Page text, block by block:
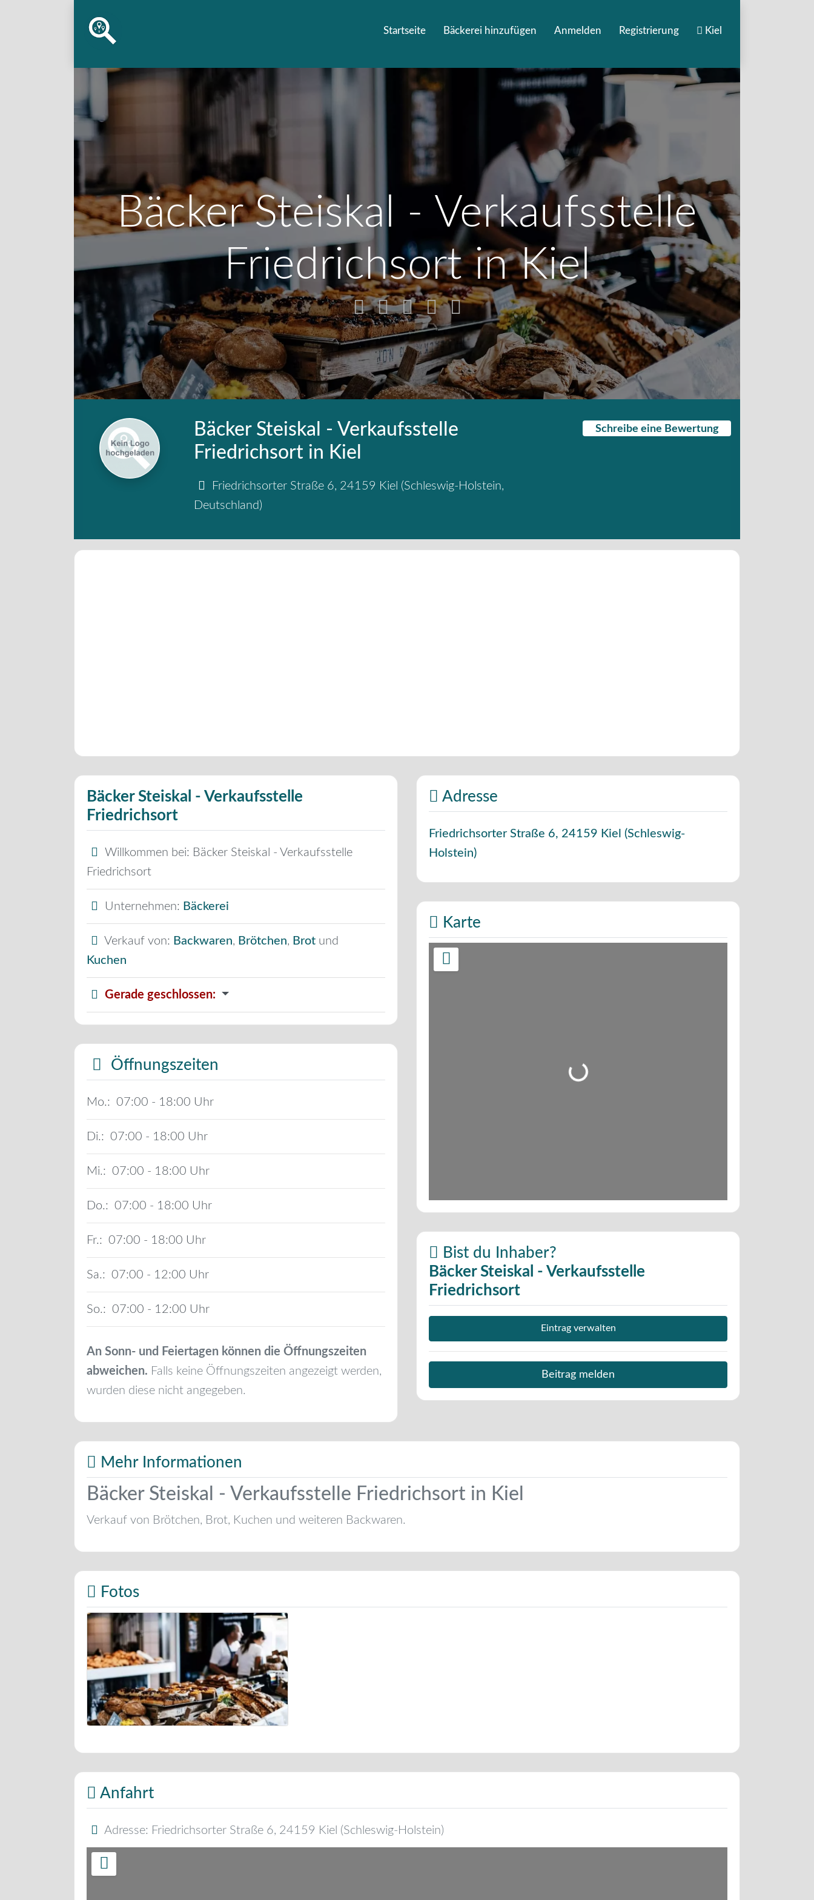
Startseite Bäckerei hinzufügen Anmelden Registrierung Kiel
Bäcker Steiskal - Verkaufsstelle
Friedrichsort in Kiel
Bäcker Steiskal - Verkaufsstelle
Friedrichsort in Kiel
Friedrichsorter Straße 6, 24159 Kiel (Schleswig-Holstein,
Deutschland)
Schreibe eine Bewertung
Bäcker Steiskal - Verkaufsstelle
Friedrichsort
Willkommen bei: Bäcker Steiskal - Verkaufsstelle
Friedrichsort
Unternehmen: Bäckerei
Verkauf von: Backwaren, Brötchen, Brot und
Kuchen
Gerade geschlossen:
Öffnungszeiten
Mo.: 07:00 - 18:00
Di.: 07:00 - 18:00
Mi.: 07:00 - 18:00
Do.: 07:00 - 18:00
Fr.: 07:00 - 18:00
Sa.: 07:00 - 12:00
So.: 07:00 - 12:00
An Sonn- und Feiertagen können die Öffnungszeiten
abweichen. Falls keine Öffnungszeiten angezeigt werden,
wurden diese nicht angegeben.
Adresse
Friedrichsorter Straße 6, 24159 Kiel (Schleswig-
Holstein)
Karte
Wird geladen …
Bist du Inhaber?
Bäcker Steiskal - Verkaufsstelle
Friedrichsort
Eintrag verwalten
Beitrag melden
Mehr Informationen
Bäcker Steiskal - Verkaufsstelle Friedrichsort in Kiel
Verkauf von Brötchen, Brot, Kuchen und weiteren Backwaren.
Fotos
Bäckerei Musterbild
Anfahrt
Adresse: Friedrichsorter Straße 6, 24159 Kiel (Schleswig-Holstein)